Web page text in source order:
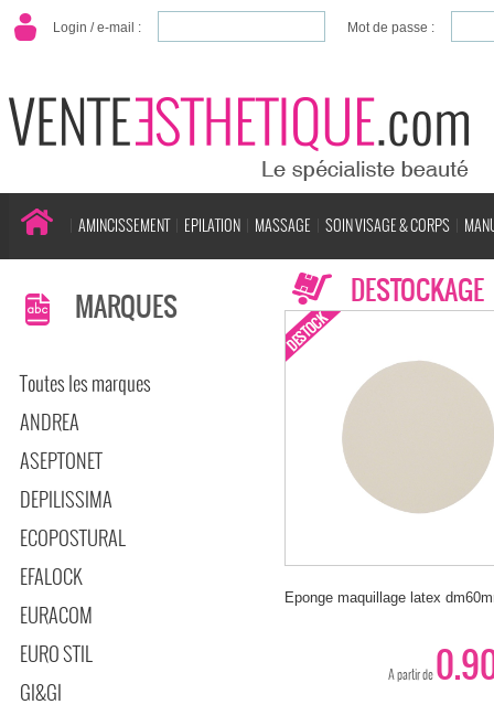
Login / e-mail : Mot de passe :
AMINCISSEMENT EPILATION MASSAGE SOIN VISAGE & CORPS
MARQUES
Toutes les marques
ANDREA
ASEPTONET
DEPILISSIMA
ECOPOSTURAL
EFALOCK
EURACOM
EURO STIL
GI&GI
Eponge maquillage latex
A partir de